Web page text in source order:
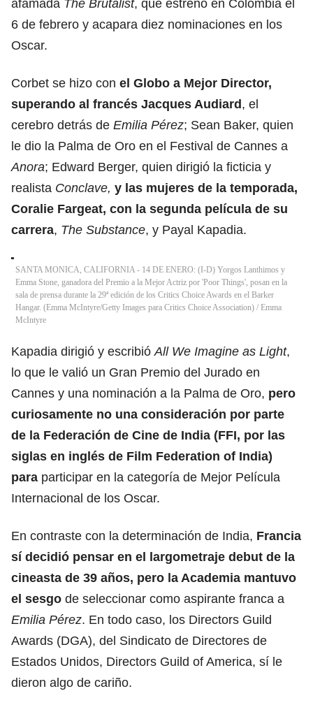
afamada The Brutalist, que estrenó en Colombia el
6 de febrero y acapara diez nominaciones en los
Oscar.
Corbet se hizo con el Globo a Mejor Director,
superando al francés Jacques Audiard , el
cerebro detrás de Emilia Pérez; Sean Baker, quien
le dio la Palma de Oro en el Festival de Cannes a
Anora; Edward Berger, quien dirigió la ficticia y
realista Conclave, y las mujeres de la temporada,
Coralie Fargeat, con la segunda película de su
carrera, The Substance, y Payal Kapadia.
SANTA MONICA, CALIFORNIA - 14 DE ENERO: (I-D) Yorgos Lanthimos y
Emma Stone, ganadora del Premio a la Mejor Actriz por 'Poor Things', posan en la
sala de prensa durante la 29ª edición de los Critics Choice Awards en el Barker
Hangar. (Emma McIntyre/Getty Images para Critics Choice Association) / Emma
McIntyre
Kapadia dirigió y escribióAll We Imagine as Light,
lo que le valió un Gran Premio del Jurado en
Cannes y una nominación a la Palma de Oro, pero
curiosamente no una consideración por parte
de la Federación de Cine de India (FFI, por las
siglas en inglés de Film Federation of India)
para participar en la categoría de Mejor Película
Internacional de los Oscar.
En contraste con la determinación de India, Francia
sí decidió pensar en el largometraje debut de la
cineasta de 39 años, pero la Academia mantuvo
el sesgo de seleccionar como aspirante franca a
Emilia Pérez. En todo caso, los Directors Guild
Awards (DGA), del Sindicato de Directores de
Estados Unidos, Directors Guild of America, sí le
dieron algo de cariño.